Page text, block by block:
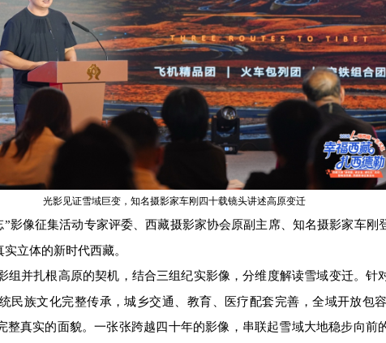
光影见证雪域巨变，知名摄影家车刚四十载镜头讲述高原变迁
影像征集活动专家评委、西藏摄影家协会原副主席、知名摄影家车
立体的新时代西藏。
组并扎根高原的契机，结合三组纪实影像，分维度解读雪域变迁。针
民族文化完整传承，城乡交通、教育、医疗配套完善，全域开放包
整真实的面貌。一张张跨越四十年的影像，串联起雪域大地稳步向前